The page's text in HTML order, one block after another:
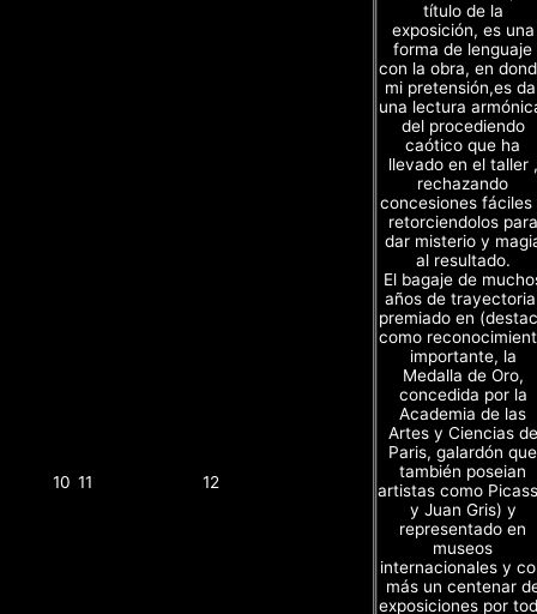
10 11 12
título de la
exposición, es una
forma de lenguaje
con la obra, en
mi pretensión,es
una lectura
del procediendo
caótico que ha
llevado en el taller ,
rechazando
concesiones fáciles
retorciendolos para
dar misterio y
al resultado.
El bagaje de
años de
premiado en
como
importante, la
Medalla de Oro,
concedida por la
Academia de las
Artes y Ciencias de
Paris, galardón que
también poseian
artistas como
y Juan Gris) y
representado en
museos
internacionales y
más un centenar
exposiciones por